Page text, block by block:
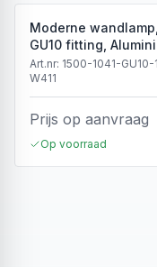
Moderne wandlamp,
GU10 fitting,
IP65, Wit
Art.nr: 1500-1041-GU10-1
W411
Prijs op aanvraag
Op voorraad